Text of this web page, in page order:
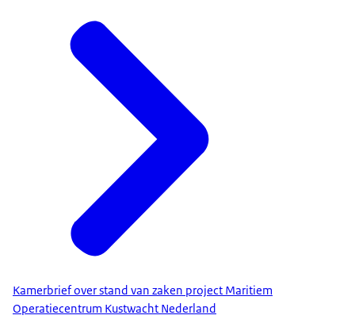
Kamerbrief over stand van zaken project Maritiem
Operatiecentrum Kustwacht Nederland